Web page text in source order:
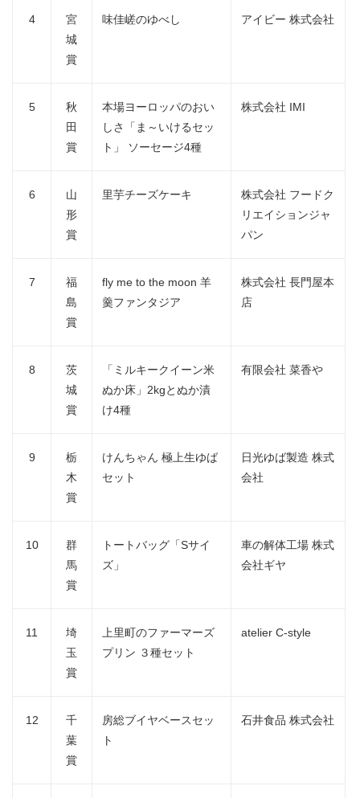
4
宮
城
賞
味佳嵯のゆべし アイビー 株式会社
5
秋
田
賞
本場ヨーロッパのおい
しさ「ま～いけるセッ
ト」 ソーセージ4種
株式会社 IMI
6
山
形
賞
里芋チーズケーキ
株式会社 フードク
リエイションジャ
パン
7
福
島
賞
fly me to the moon 羊
羹ファンタジア
株式会社 長門屋本
店
8
茨
城
賞
「ミルキークイーン米
ぬか床」2kgとぬか漬
け4種
有限会社 菜香や
9
栃
木
賞
けんちゃん 極上生ゆば
セット
日光ゆば製造 株式
会社
10
群
馬
賞
トートバッグ「Sサイ
ズ」
車の解体工場 株式
会社ギヤ
11
埼
玉
賞
上里町のファーマーズ
プリン ３種セット
atelier C-style
12
千
葉
賞
房総ブイヤベースセッ
ト
石井食品 株式会社